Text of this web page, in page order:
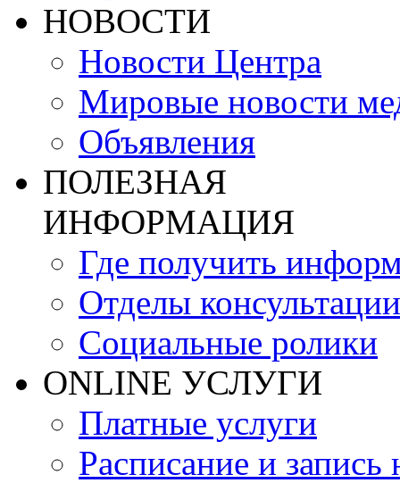
НОВОСТИ
Новости Центра
Мировые новости
Объявления
ПОЛЕЗНАЯ
ИНФОРМАЦИЯ
Где получить
Отделы консультации
Социальные ролики
ONLINE УСЛУГИ
Платные услуги
Расписание и запись